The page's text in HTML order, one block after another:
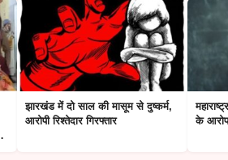
झारखंड में दो साल की मासूम से दुष्कर्म,
आरोपी रिश्तेदार गिरफ्तार
के आरोप